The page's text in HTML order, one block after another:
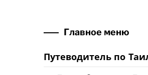
Главное меню
Путеводитель по